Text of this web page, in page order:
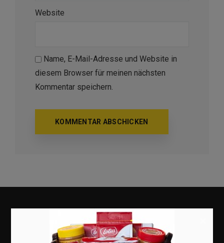
Website
Name, E-Mail-Adresse und Website in
diesem Browser für meinen nächsten
Kommentar speichern.